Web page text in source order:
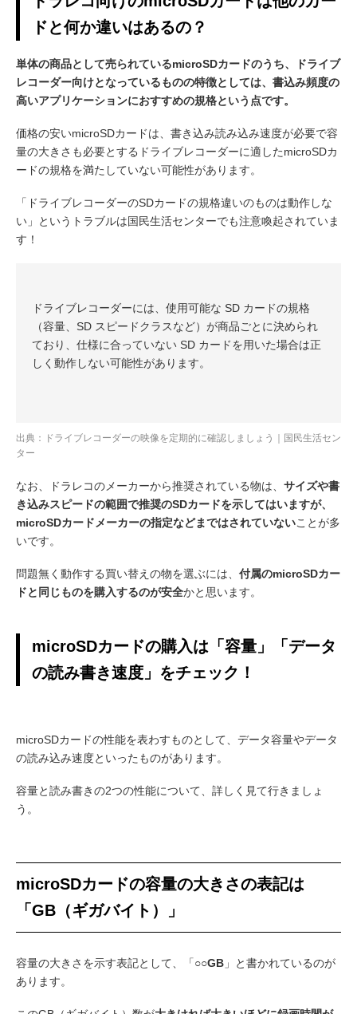
ドと何か違いはあるの？
単体の商品として売られているmicroSDカードのうち、ドライブ
レコーダー向けとなっているものの特徴としては、書込み頻度の
高いアプリケーションにおすすめの規格という点です。
価格の安いmicroSDカードは、書き込み読み込み速度が必要で容
量の大きさも必要とするドライブレコーダーに適したmicroSDカ
ードの規格を満たしていない可能性があります。
「ドライブレコーダーのSDカードの規格違いのものは動作しな
い」というトラブルは国民生活センターでも注意喚起されていま
す！
ドライブレコーダーには、使用可能な SD カードの規格
（容量、SD スピードクラスなど）が商品ごとに決められ
ており、仕様に合っていない SD カードを用いた場合は正
しく動作しない可能性があります。
出典：
ドライブレコーダーの映像を定期的に確認しましょう｜国民生活セン
ター
なお、ドラレコのメーカーから推奨されている物は、 サイズや書
き込みスピードの範囲で推奨のSDカードを示してはいますが、
microSDカードメーカーの指定などまではされていないことが多
いです。
問題無く動作する買い替えの物を選ぶには、 付属のmicroSDカー
ドと同じものを購入するのが安全かと思います。
microSDカードの購入は「容量」「データ
の読み書き速度」をチェック！
microSDカードの性能を表わすものとして、データ容量やデータ
の読み込み速度といったものがあります。
容量と読み書きの2つの性能について、詳しく見て行きましょ
う。
microSDカードの容量の大きさの表記は
「GB（ギガバイト）」
容量の大きさを示す表記として、「○○GB 」と書かれているのが
あります。